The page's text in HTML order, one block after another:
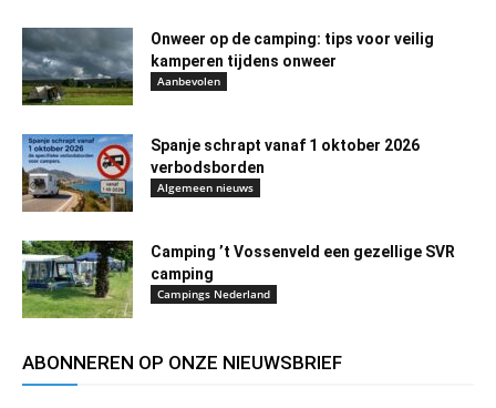
Onweer op de camping: tips voor veilig
kamperen tijdens onweer
Aanbevolen
Spanje schrapt vanaf 1 oktober 2026
verbodsborden
Algemeen nieuws
Camping ’t Vossenveld een gezellige SVR
camping
Campings Nederland
ABONNEREN OP ONZE NIEUWSBRIEF